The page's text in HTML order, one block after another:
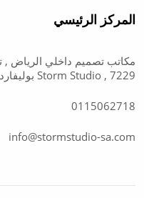
المركز الرئيسي
مكاتب تصميم داخلي الرياض ,
Storm Studio , 7229 بوليفارد الابتكار، العقيق، الرياض 13519
0115062718
info@stormstudio-sa.com